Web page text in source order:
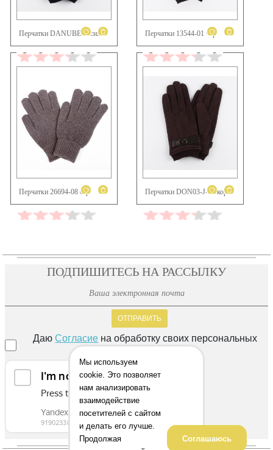
Перчатки DANUBE03 син Перчатки 13544-01 чер
2 470 ₽
Перчатки 26694-08 сер Перчатки DON03-J-02 кор
ПОДПИШИТЕСЬ НА РАССЫЛКУ
ОТПРАВИТЬ
ДаюСогласие на обработку своих персональных
Мы используем
cookie. Это позволяет
нам анализировать
взаимодействие
посетителей с сайтом
и делать его лучше.
Продолжая
Соглашаюсь